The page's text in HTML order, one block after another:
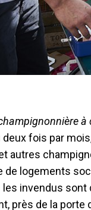
deux fois par
autres
de logements
les invendus
près de la porte